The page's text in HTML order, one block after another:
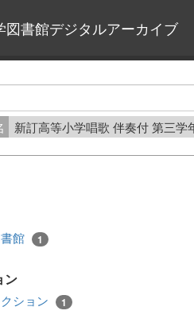
図書館デジタルアーカイブ
新訂高等小学唱歌 伴奏付 第三学
館 1
ン
ション 1